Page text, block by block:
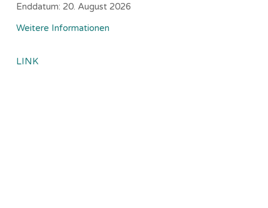
Enddatum: 20. August 2026
Weitere Informationen
LINK